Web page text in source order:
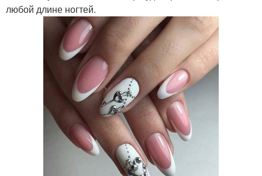
любой длине ногтей.